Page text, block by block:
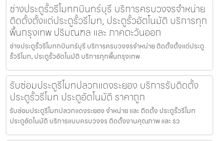
ช่างประตูรั้วรีโมทกบินทร์บุรี บริการครบวงจรจำหน่าย
ติดตั้งตั้งแต่ประตูรั้วรีโมท, ประตูรั้วอัตโนมัติ บริการทุก
พื้นกรุงเทพ ปริมณฑล และ ภาคตะวันออก
ช่างประตูรั้วรีโมทกบินทร์บุรี บริการครบวงจรจำหน่าย ติดตั้งตั้งแต่ประตู
รั้วรีโมท, ประตูรั้วอัตโนมัติ บริการทุกพื้นกรุงเทพ
รับซ่อมประตูรีโมทปลวกแดงระยอง บริการรับติดตั้ง
ประตูรั้วรีโมท ประตูอัตโนมัติ ราคาถูก
รับซ่อมประตูรีโมทปลวกแดงระยอง จำหน่าย และ ติดตั้ง ประตูรั้วรีโมท
ประตูอัตโนมัติ บริการแบบครบวงจร ติดตั้งงานคุณภาพ และ รว